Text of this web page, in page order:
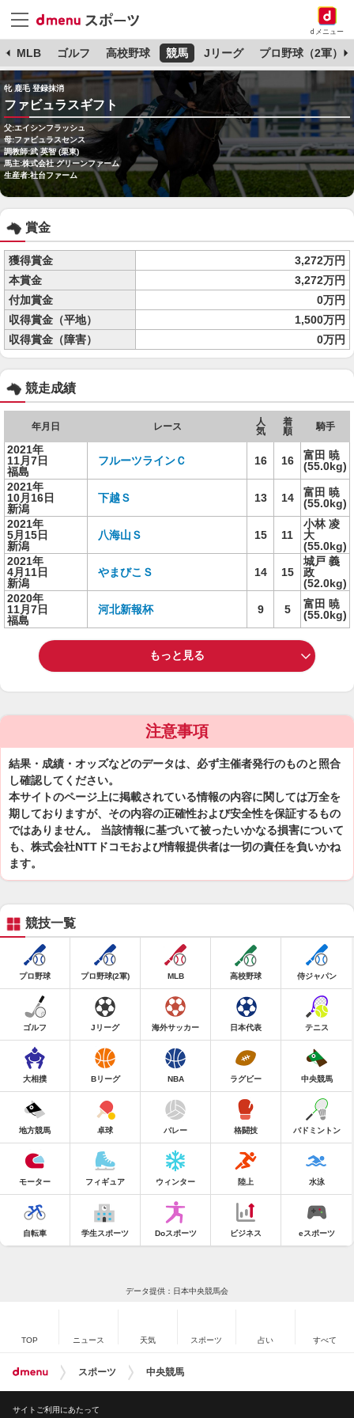
dメニュー
MLB ゴルフ 高校野球 競馬 Jリーグ プロ野球（2軍）
牝 鹿毛 登録抹消
ファビュラスギフト
父:エイシンフラッシュ
母:ファビュラスセンス
調教師:武 英智 (栗東)
馬主:株式会社 グリーンファーム
生産者:社台ファーム
賞金
獲得賞金
3,272万円
本賞金
3,272万円
付加賞金
0万円
収得賞金（平地）
1,500万円
収得賞金（障害）
0万円
競走成績
年月日 レース
人
気
着
順
騎手
2021年
11月7日
福島
フルーツラインＣ 16 16
富田 暁
(55.0kg)
2021年
10月16日
新潟
下越Ｓ 13 14
富田 暁
(55.0kg)
2021年
5月15日
新潟
八海山Ｓ 15 11
小林 凌
大
(55.0kg)
2021年
4月11日
新潟
やまびこＳ 14 15
城戸 義
政
(52.0kg)
2020年
11月7日
福島
河北新報杯 9 5
富田 暁
(55.0kg)
もっと見る
注意事項
結果・成績・オッズなどのデータは、必ず主催者発行のものと照合
し確認してください。
本サイトのページ上に掲載されている情報の内容に関しては万全を
期しておりますが、その内容の正確性および安全性を保証するもの
ではありません。 当該情報に基づいて被ったいかなる損害について
も、株式会社NTTドコモおよび情報提供者は一切の責任を負いかね
ます。
競技一覧
プロ野球 プロ野球(2軍) MLB 高校野球 侍ジャパン
ゴルフ Jリーグ 海外サッカー 日本代表 テニス
大相撲 Bリーグ NBA ラグビー 中央競馬
地方競馬 卓球 バレー 格闘技 バドミントン
モーター フィギュア ウィンター 陸上 水泳
自転車 学生スポーツ Doスポーツ ビジネス eスポーツ
データ提供：日本中央競馬会
TOP ニュース 天気 スポーツ 占い すべて
スポーツ 中央競馬
サイトご利用にあたって